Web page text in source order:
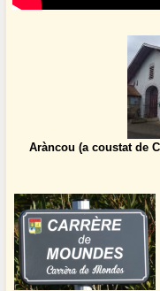
Aràncou (a coustat de